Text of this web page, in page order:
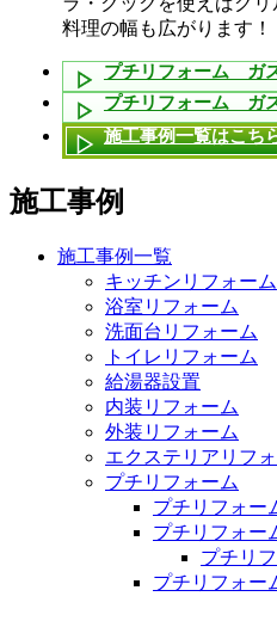
料理の幅も広がります！
プチリフォーム ガ
プチリフォーム ガ
施工事例一覧はこち
施工事例
施工事例一覧
キッチンリフォーム
浴室リフォーム
洗面台リフォーム
トイレリフォーム
給湯器設置
内装リフォーム
外装リフォーム
エクステリアリフ
プチリフォーム
プチリフォ
プチリフォ
プチリ
プチリフォ